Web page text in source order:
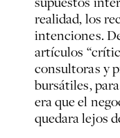
realidad, los
intenciones.
artículos
consultoras y
bursátiles,
era que el
quedara lejos